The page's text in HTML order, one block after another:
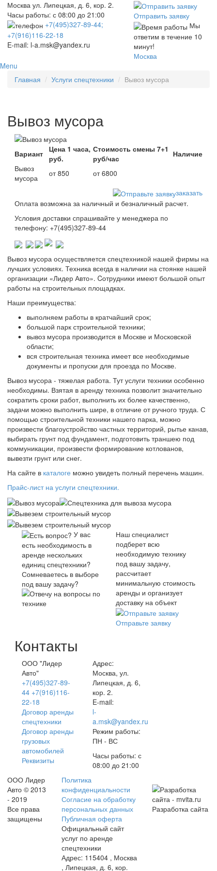
Москва ул. Липецкая, д. 6, кор. 2.
Часы работы: с 08:00 до 21:00
+7(495)327-89-44;
+7(916)116-22-18
E-mail: l-a.msk@yandex.ru
Отправить заявку
Мы
ответим в течение 10
минут!
Москва
Menu
Главная
Услуги спецтехники Вывоз мусора
Вывоз мусора
Вариант
Цена 1 часа,
руб.
Стоимость смены 7+1
руб/час
Наличие
Вывоз
мусора
от 850
от 6800
заказать
Оплата возможна за наличный и безналичный расчет.
Условия доставки спрашивайте у менеджера по
телефону: +7(495)327-89-44
Вывоз мусора осуществляется спецтехникой нашей фирмы на
лучших условиях. Техника всегда в наличии на стоянке нашей
организации «Лидер Авто». Cотрудники имеют большой опыт
работы на строительных площадках.
Наши преимущества:
выполняем работы в кратчайший срок;
большой парк строительной техники;
вывоз мусора производится в Москве и Московской
области;
вся строительная техника имеет все необходимые
документы и пропуски для проезда по Москве.
Вывоз мусора - тяжелая работа. Тут услуги техники особенно
необходимы. Взятая в аренду техника позволит значительно
сократить сроки работ, выполнить их более качественно,
задачи можно выполнить шире, в отличие от ручного труда. С
помощью строительной техники нашего парка, можно
произвести благоустройство частных территорий, рытье канав,
выбирать грунт под фундамент, подготовить траншею под
коммуникации, произвести формирование котлованов,
вывезти грунт или снег.
На сайте в каталоге можно увидеть полный перечень машин.
Прайс-лист на услуги спецтехники.
У вас
есть необходимость в
аренде нескольких
единиц спецтехники?
Сомневаетесь в выборе
под вашу задачу?
Наш специалист
подберет всю
необходимую технику
под вашу задачу,
рассчитает
минимальную стоимость
аренды и организует
доставку на объект
Отправьте заявку
Контакты
ООО "Лидер
Авто"
+7(495)327-89-
44 +7(916)116-
22-18
Договор аренды
спецтехники
Договор аренды
грузовых
автомобилей
Реквизиты
Адрес:
Москва, ул.
Липецкая, д. 6,
кор. 2.
E-mail:
l-
a.msk@yandex.ru
Режим работы:
ПН - ВС
Часы работы: с
08:00 до 21:00
ООО Лидер
Авто © 2013
- 2019
Все права
защищены
Политика
конфиденциальности
Согласие на обработку
персональных данных
Публичная оферта
Официальный сайт
услуг по аренде
спецтехники
Адрес: 115404 , Москва
, Липецкая, д. 6, кор.
Разработка сайта